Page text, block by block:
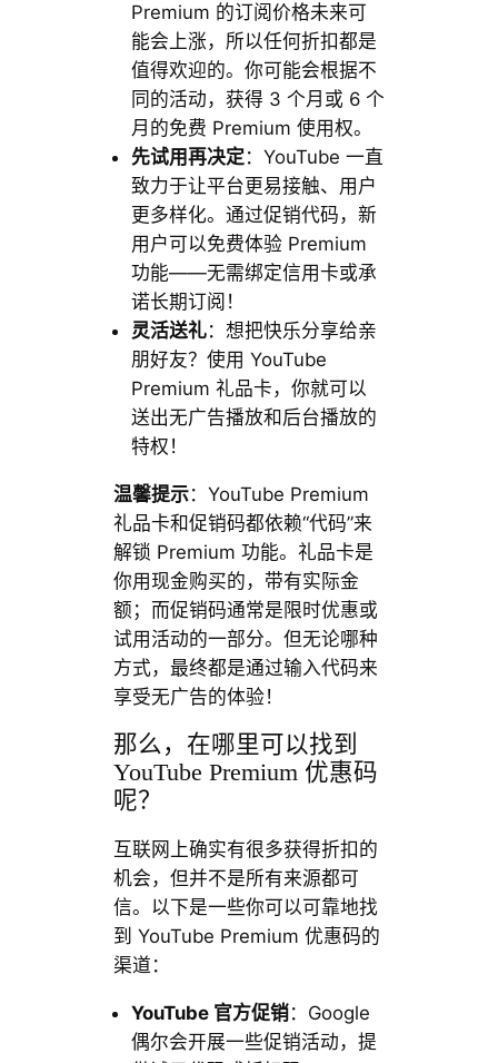
Premium 的订阅价格未来可
能会上涨，所以任何折扣都是
值得欢迎的。你可能会根据不
同的活动，获得 3 个月或 6 个
月的免费 Premium 使用权。
先试用再决定：YouTube 一直
致力于让平台更易接触、用户
更多样化。通过促销代码，新
用户可以免费体验 Premium
功能——无需绑定信用卡或承
诺长期订阅！
灵活送礼：想把快乐分享给亲
朋好友？使用 YouTube
Premium 礼品卡，你就可以
送出无广告播放和后台播放的
特权！
温馨提示：YouTube Premium
礼品卡和促销码都依赖“代码”来
解锁 Premium 功能。礼品卡是
你用现金购买的，带有实际金
额；而促销码通常是限时优惠或
试用活动的一部分。但无论哪种
方式，最终都是通过输入代码来
享受无广告的体验！
那么，在哪里可以找到
YouTube Premium 优惠码
呢？
互联网上确实有很多获得折扣的
机会，但并不是所有来源都可
信。以下是一些你可以可靠地找
到 YouTube Premium 优惠码的
渠道：
YouTube 官方促销：Google
偶尔会开展一些促销活动，提